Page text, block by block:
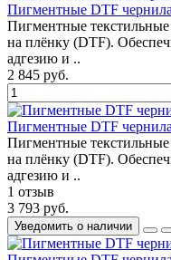
Пигментные DTF
Пигментные
на плёнку (DTF).
адгезию и ..
2 845 руб.
Пигментные DTF
Пигментные
на плёнку (DTF).
адгезию и ..
1 отзыв
3 793 руб.
Уведомить о наличии